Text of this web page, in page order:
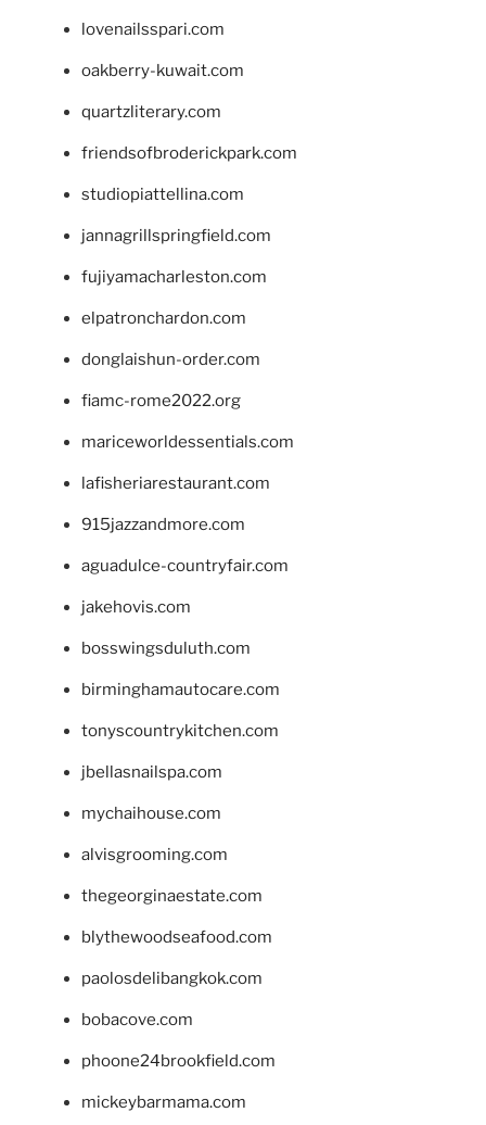
lovenailsspari.com
oakberry-kuwait.com
quartzliterary.com
friendsofbroderickpark.com
studiopiattellina.com
jannagrillspringfield.com
fujiyamacharleston.com
elpatronchardon.com
donglaishun-order.com
fiamc-rome2022.org
mariceworldessentials.com
lafisheriarestaurant.com
915jazzandmore.com
aguadulce-countryfair.com
jakehovis.com
bosswingsduluth.com
birminghamautocare.com
tonyscountrykitchen.com
jbellasnailspa.com
mychaihouse.com
alvisgrooming.com
thegeorginaestate.com
blythewoodseafood.com
paolosdelibangkok.com
bobacove.com
phoone24brookfield.com
mickeybarmama.com